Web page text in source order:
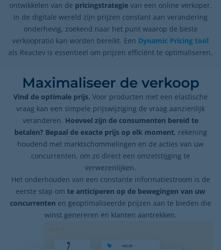
ontwikkelen van de pricingstrategievan een online verkoper.
In de digitale wereld zijn prijzen constant aan verandering
onderhevig, zoekend naar het punt waarop de beste
verkoopratio kan worden bereikt. Een Dynamic Pricing tool
als Reactev is essentieel om prijzen efficiënt te optimaliseren.
Maximaliseer de verkoop
Vind de optimale prijs. Voor producten met een elastische
vraag kan een simpele prijswijziging de vraag aanzienlijk
veranderen. Hoeveel zijn de consumenten bereid te
betalen? Bepaal de exacte prijs op elk moment, rekening
houdend met marktschommelingen en de acties van uw
concurrenten, om zo direct een omzetstijging te
verwezenlijken.
Het onderhouden van een constante informatiestroom is de
eerste stap om te anticiperen op de bewegingen van uw
concurrenten en geoptimaliseerde prijzen aan te bieden die
winst genereren en klanten aantrekken.